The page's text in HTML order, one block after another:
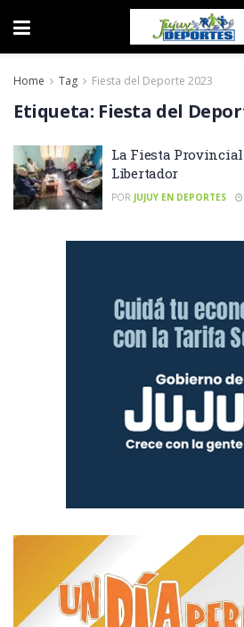
Home Tag Fiesta del Deporte 2023
Etiqueta: Fiesta del
La Fiesta Provincial
Libertador
POR JUJUY EN DEPORTES